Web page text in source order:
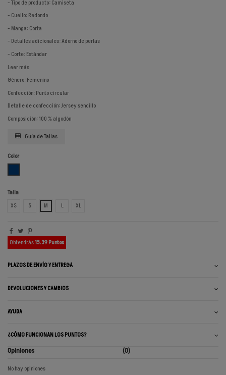
- Tipo de producto: Camiseta
- Cuello: Redondo
- Manga: Corta
- Detalles adicionales: Adorno de perlas
- Corte: Estándar
Leer más
Género: Femenino
Confección: Punto circular
Detalle de confección: Jersey sencillo
Composición: 100 % algodón
Guía de Tallas
Color
Talla
XS
S M L XL
Obtendrás15.39 Puntos
PLAZOS DE ENVÍO Y ENTREGA
DEVOLUCIONES Y CAMBIOS
AYUDA
¿CÓMO FUNCIONAN LOS PUNTOS?
Opiniones (0)
No hay opiniones